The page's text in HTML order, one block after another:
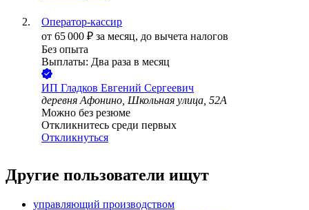
Оператор-кассир
от 65 000 ₽ за месяц, до вычета налогов
Без опыта
Выплаты: Два раза в месяц
ИП Гладков Евгений Сергеевич
деревня Афонино, Школьная улица, 52А
Можно без резюме
Откликнитесь среди первых
Откликнуться
Другие пользователи ищут
управляющий производством